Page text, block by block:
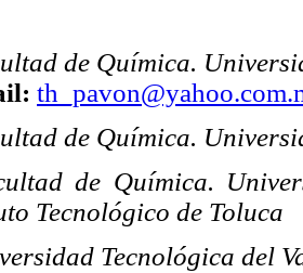
de Química.
de Química.
de Química.
Tecnológico de Toluca
Tecnológica del